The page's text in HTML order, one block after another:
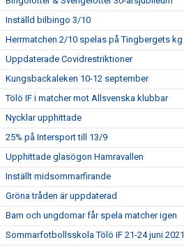
Inställd bilbingo 3/10
Herrmatchen 2/10 spelas på Tingbergets kg
Uppdaterade Covidrestriktioner
Kungsbackaleken 10-12 september
Tölö IF i matcher mot Allsvenska klubbar
Nycklar upphittade
25% på Intersport till 13/9
Upphittade glasögon Hamravallen
Inställt midsommarfirande
Gröna tråden är uppdaterad
Barn och ungdomar får spela matcher igen
Sommarfotbollsskola Tölö IF 21-24 juni 2021